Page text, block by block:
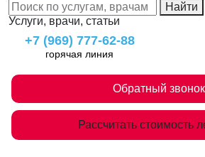
Найти
Услуги, врачи, статьи
+7 (969) 777-62-88
горячая линия
Обратный звонок
Рассчитать стоимость